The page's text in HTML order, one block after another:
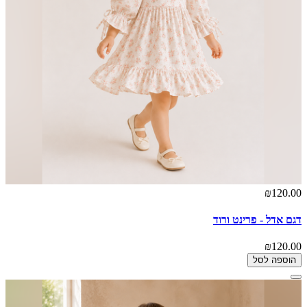
₪120.00
דגם אדל - פרינט ורוד
₪120.00
הוספה לסל